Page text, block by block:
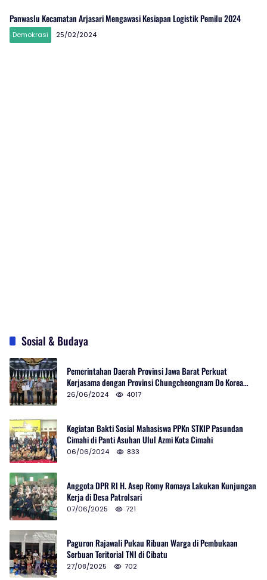
Panwaslu Kecamatan Arjasari Mengawasi Kesiapan Logistik Pemilu 2024
Demokrasi 25/02/2024
Sosial & Budaya
Pemerintahan Daerah Provinsi Jawa Barat Perkuat
Kerjasama dengan Provinsi Chungcheongnam Do Korea
Selatan
26/06/2024 4017
Kegiatan Bakti Sosial Mahasiswa PPKn STKIP Pasundan
Cimahi di Panti Asuhan Ulul Azmi Kota Cimahi
06/06/2024 833
Anggota DPR RI H. Asep Romy Romaya Lakukan Kunjungan
Kerja di Desa Patrolsari
07/06/2025 721
Paguron Rajawali Pukau Ribuan Warga di Pembukaan
Serbuan Teritorial TNI di Cibatu
27/08/2025 702